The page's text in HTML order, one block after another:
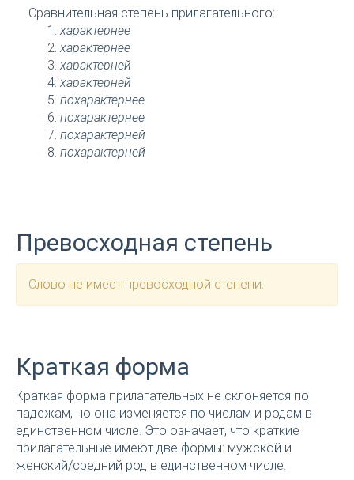
Сравнительная степень прилагательного:
характернее
характернее
характерней
характерней
похарактернее
похарактернее
похарактерней
похарактерней
Превосходная степень
Слово не имеет превосходной степени.
Краткая форма
Краткая форма прилагательных не склоняется по
падежам, но она изменяется по числам и родам в
единственном числе. Это означает, что краткие
прилагательные имеют две формы: мужской и
женский/средний род в единственном числе.